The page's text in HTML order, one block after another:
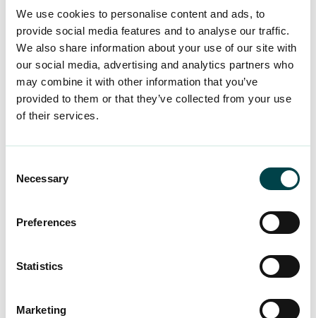
We use cookies to personalise content and ads, to
provide social media features and to analyse our traffic.
We also share information about your use of our site with
our social media, advertising and analytics partners who
may combine it with other information that you’ve
provided to them or that they’ve collected from your use
of their services.
Selection
Necessary
Preferences
Statistics
Marketing
lagstadgade minimi- och maximinivåer för den.
Finansinspektionen ser till att kassen håller sig
inom dessa gränser.
Utjämningsfonden är inte extra pengar, utan ett
lagstadgat skyddsnät för medlemmarna och för
Läs mer om kassans ekonomi
Och YTK Arbetsliv då
– vad är det och hur
hänger det ihop med